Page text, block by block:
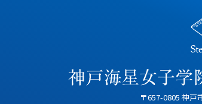
〒657-0805 神戸